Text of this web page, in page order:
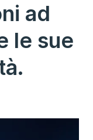
ad
le sue